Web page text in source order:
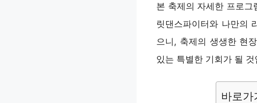
본 축제의 자세한 프로그
릿댄스파이터와 나만의
으니, 축제의 생생한 현
있는 특별한 기회가 될 것
바로가